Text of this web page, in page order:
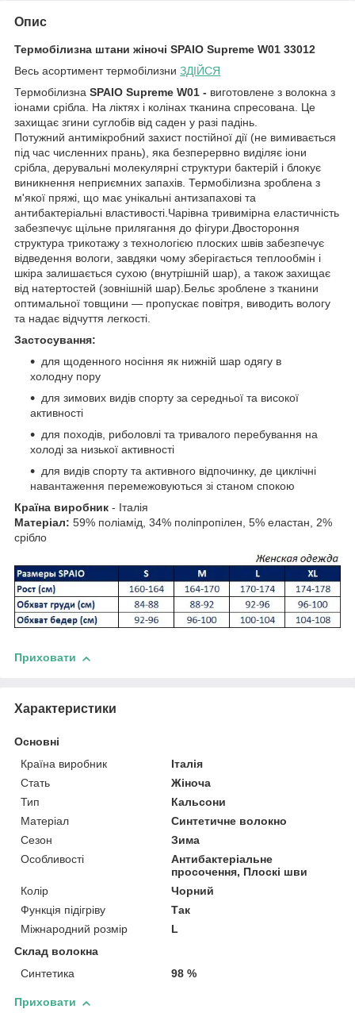
Опис
Термобілизна штани жіночі SPAIO Supreme W01 33012
Весь асортимент термобілизни ЗДІЙСЯ
Термобілизна SPAIO Supreme W01 - виготовлене з волокна з
іонами срібла. На ліктях і колінах тканина спресована. Це
захищає згини суглобів від саден у разі падінь.
Потужний антимікробний захист постійної дії (не вимивається
під час численних прань), яка безперервно виділяє іони
срібла, дерувальні молекулярні структури бактерій і блокує
виникнення неприємних запахів. Термобілизна зроблена з
м'якої пряжі, що має унікальні антизапахові та
антибактеріальні властивості.Чарівна тривимірна еластичність
забезпечує щільне прилягання до фігури.Двостороння
структура трикотажу з технологією плоских швів забезпечує
відведення вологи, завдяки чому зберігається теплообмін і
шкіра залишається сухою (внутрішній шар), а також захищає
від натертостей (зовнішній шар).Бельє зроблене з тканини
оптимальної товщини — пропускає повітря, виводить вологу
та надає відчуття легкості.
Застосування:
для щоденного носіння як нижній шар одягу в
холодну пору
для зимових видів спорту за середньої та високої
активності
для походів, риболовлі та тривалого перебування на
холоді за низької активності
для видів спорту та активного відпочинку, де циклічні
навантаження перемежовуються зі станом спокою
Країна виробник - Італія
Матеріал: 59% поліамід, 34% поліпропілен, 5% еластан, 2%
срібло
Приховати
Характеристики
Основні
Країна виробник
Італія
Стать
Жіноча
Тип
Кальсони
Матеріал
Синтетичне волокно
Сезон
Зима
Особливості
Антибактеріальне
просочення, Плоскі шви
Колір
Чорний
Функція підігріву
Так
Міжнародний розмір
L
Склад волокна
Синтетика
98 %
Приховати